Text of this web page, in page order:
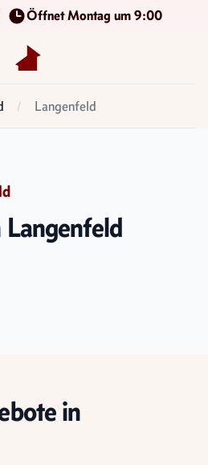
Öffnet Montag um 9:00
Kettenbach Immobilien GmbH
Langenfeld
in